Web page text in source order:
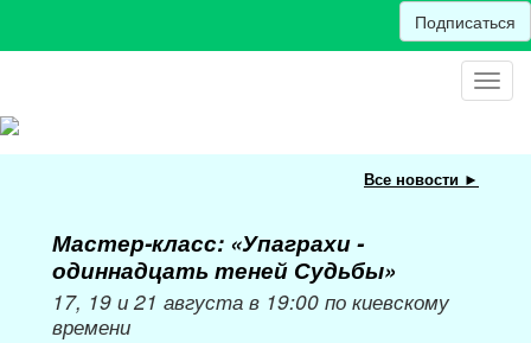
Подписаться
Все новости ►
Мастер-класс: «Упаграхи -
одиннадцать теней Судьбы»
17, 19 и 21 августа в 19:00 по киевскому
времени